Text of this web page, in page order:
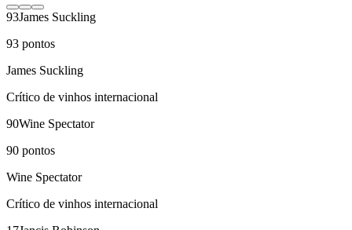
93James Suckling
93 pontos
James Suckling
Crítico de vinhos internacional
90Wine Spectator
90 pontos
Wine Spectator
Crítico de vinhos internacional